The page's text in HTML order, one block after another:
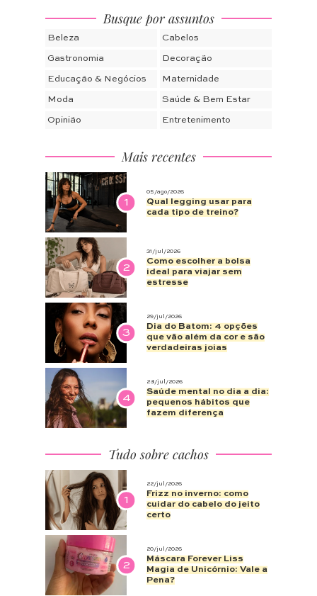
Busque por assuntos
Beleza Cabelos
Gastronomia Decoração
Educação & Negócios Maternidade
Moda Saúde & Bem Estar
Opinião Entretenimento
Mais recentes
1
05/ago/2026
Qual legging usar para
cada tipo de treino?
2
31/jul/2026
Como escolher a bolsa
ideal para viajar sem
estresse
3
29/jul/2026
Dia do Batom: 4 opções
que vão além da cor e são
verdadeiras joias
4
28/jul/2026
Saúde mental no dia a dia:
pequenos hábitos que
fazem diferença
Tudo sobre cachos
1
22/jul/2026
Frizz no inverno: como
cuidar do cabelo do jeito
certo
2
20/jul/2026
Máscara Forever Liss
Magia de Unicórnio: Vale a
Pena?